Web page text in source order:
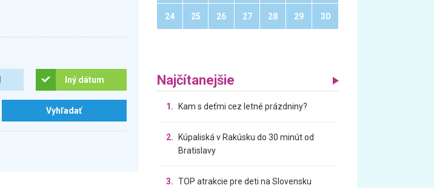
Iný dátum
24 25 26 27 28 29 30
Najčítanejšie
1. Kam s deťmi cez letné prázdniny?
2.
Kúpaliská v Rakúsku do 30 minút od
Bratislavy
3. TOP atrakcie pre deti na Slovensku